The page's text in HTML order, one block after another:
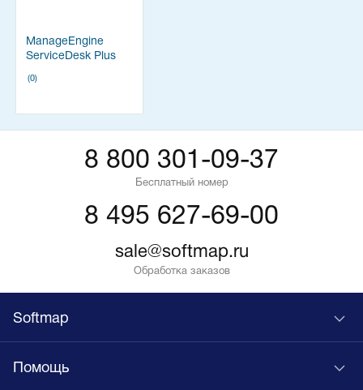
ManageEngine
ServiceDesk Plus
(0)
8 800 301-09-37
Бесплатный номер
8 495 627-69-00
sale@softmap.ru
Обработка заказов
Softmap
Помощь